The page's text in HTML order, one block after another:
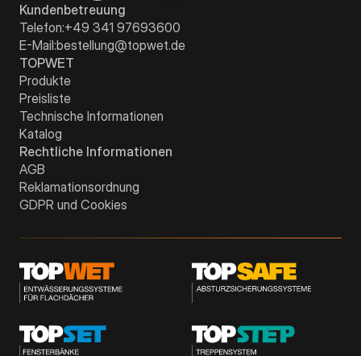
Kundenbetreuung
Telefon:+49 341 97693600
E-Mail:bestellung@topwet.de
TOPWET
Produkte
Preisliste
Technische Informationen
Katalog
Rechtliche Informationen
AGB
Reklamationsordnung
GDPR und Cookies